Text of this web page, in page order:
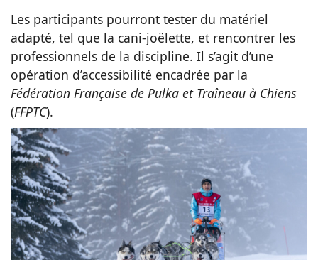
Les participants pourront tester du matériel
adapté, tel que la cani-joëlette, et rencontrer les
professionnels de la discipline. Il s’agit d’une
opération d’accessibilité encadrée par la
Fédération Française de Pulka et Traîneau à Chiens
(FFPTC).